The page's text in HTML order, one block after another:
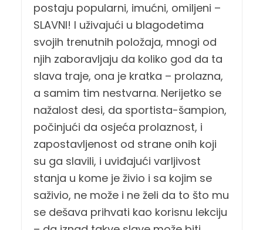
postaju popularni, imućni, omiljeni –
SLAVNI! I uživajući u blagodetima
svojih trenutnih položaja, mnogi od
njih zaboravljaju da koliko god da ta
slava traje, ona je kratka – prolazna,
a samim tim nestvarna. Nerijetko se
nažalost desi, da sportista-šampion,
počinjući da osjeća prolaznost, i
zapostavljenost od strane onih koji
su ga slavili, i uviđajući varljivost
stanja u kome je živio i sa kojim se
saživio, ne može i ne želi da to što mu
se dešava prihvati kao korisnu lekciju